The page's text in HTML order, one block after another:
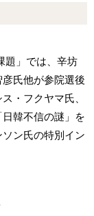
題」では、辛坊
氏他が参院選後
・フクヤマ氏、
韓不信の謎」を
ン氏の特別イン